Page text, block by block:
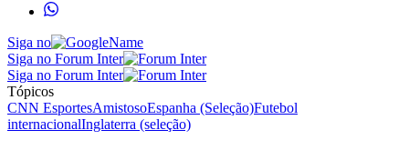
Siga no
Siga no Forum Inter
Siga no Forum Inter
Tópicos
CNN EsportesAmistosoEspanha (Seleção)Futebol
internacionalInglaterra (seleção)